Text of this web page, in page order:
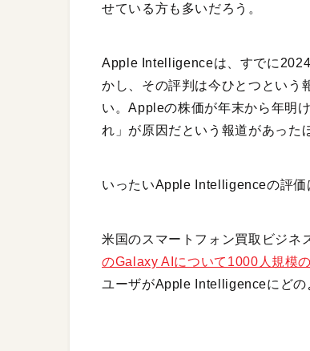
せている方も多いだろう。
Apple Intelligenceは、すでに
かし、その評判は今ひとつという
い。Appleの株価が年末から年明
れ」が原因だという報道があった
いったいApple Intelligenceの評価
米国のスマートフォン買取ビジ
のGalaxy AIについて1000人規模
ユーザがApple Intelligenceにどの